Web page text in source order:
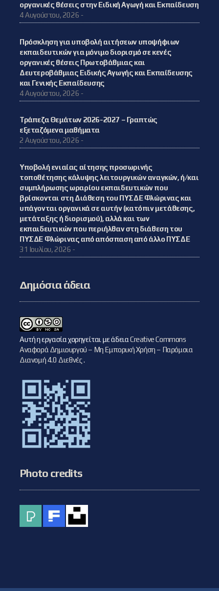
οργανικές θέσεις στην Ειδική Αγωγή και Εκπαίδευση
4 Αυγούστου, 2026 -
Πρόσκληση για υποβολή αιτήσεων υποψήφιων
εκπαιδευτικών για μόνιμο διορισμό σε κενές
οργανικές θέσεις Πρωτοβάθμιας και
Δευτεροβάθμιας Ειδικής Αγωγής και Εκπαίδευσης
και Γενικής Εκπαίδευσης
4 Αυγούστου, 2026 -
Τράπεζα Θεμάτων 2026-2027 – Γραπτώς
εξεταζόμενα μαθήματα
2 Αυγούστου, 2026 -
Υποβολή ενιαίας αίτησης προσωρινής
τοποθέτησης κάλυψης λειτουργικών αναγκών, ή/και
συμπλήρωσης ωραρίου εκπαιδευτικών που
βρίσκονται στη Διάθεση του ΠΥΣΔΕ Φλώρινας και
υπάγονται οργανικά σε αυτήν (κατόπιν μετάθεσης,
μετάταξης ή διορισμού), αλλά και των
εκπαιδευτικών που περιήλθαν στη διάθεση του
ΠΥΣΔΕ Φλώρινας από απόσπαση από άλλο ΠΥΣΔΕ
31 Ιουλίου, 2026 -
Δημόσια άδεια
Αυτή η εργασία χορηγείται με άδειαCreative Commons
Αναφορά Δημιουργού – Μη Εμπορική Χρήση – Παρόμοια
Διανομή 4.0 Διεθνές.
Photo credits